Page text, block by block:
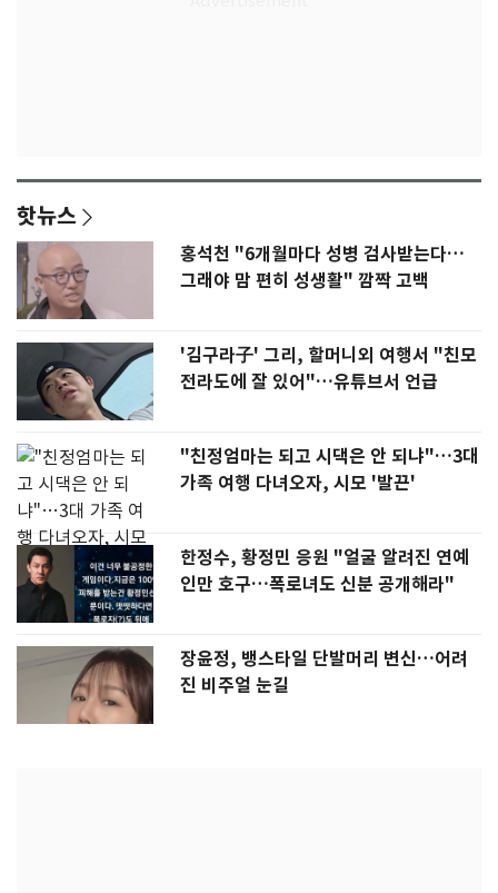
핫뉴스
홍석천 "6개월마다 성병 검사받는다…
그래야 맘 편히 성생활" 깜짝 고백
'김구라子' 그리, 할머니외 여행서 "친모
전라도에 잘 있어"…유튜브서 언급
"친정엄마는 되고 시댁은 안 되냐"…3대
가족 여행 다녀오자, 시모 '발끈'
한정수, 황정민 응원 "얼굴 알려진 연예
인만 호구…폭로녀도 신분 공개해라"
장윤정, 뱅스타일 단발머리 변신…어려
진 비주얼 눈길